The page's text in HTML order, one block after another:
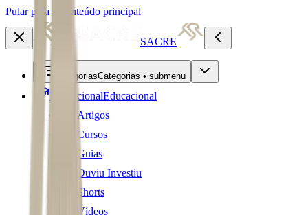
Pular para o conteúdo principal
SACRE
CategoriasCategorias • submenu
EducacionalEducacional
Artigos
Cursos
Guias
Ouviu Investiu
Shorts
Vídeos